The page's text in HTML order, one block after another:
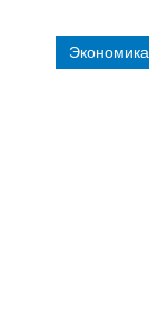
Экономика